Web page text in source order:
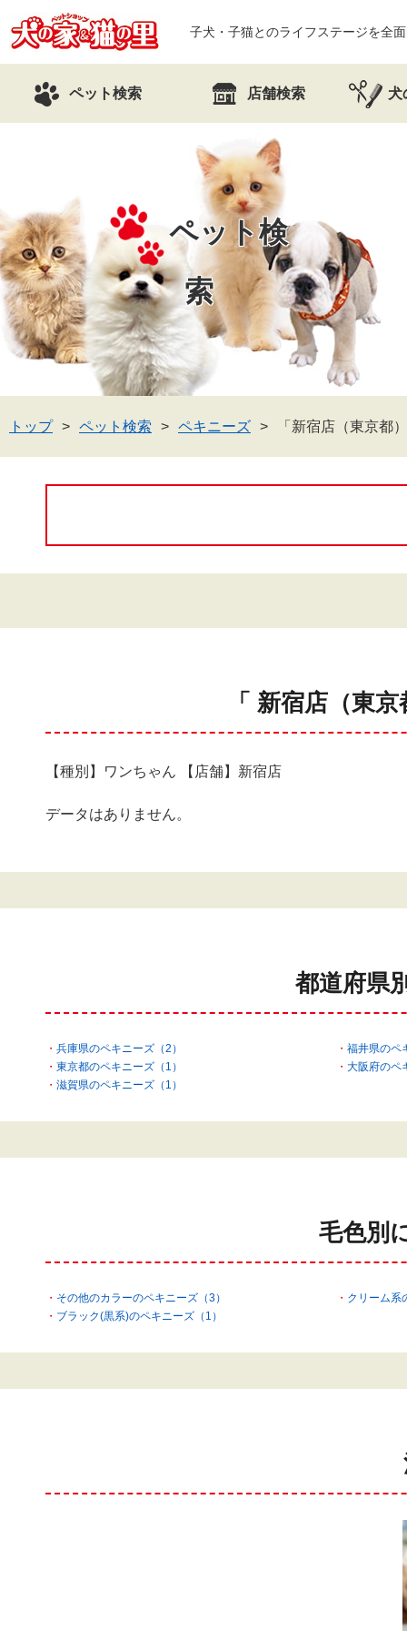
子犬・子猫とのライフステージを全
ペット検索 店舗検索 犬
ペット検
索
トップ ペット検索 ペキニーズ 「新宿店（東京都
「 新宿店（東
【種別】ワンちゃん 【店舗】新宿店
データはありません。
都道府県
兵庫県のペキニーズ（2）
福井県のペ
東京都のペキニーズ（1）
大阪府のペ
滋賀県のペキニーズ（1）
毛色別
その他のカラーのペキニーズ（3）
クリーム系
ブラック(黒系)のペキニーズ（1）